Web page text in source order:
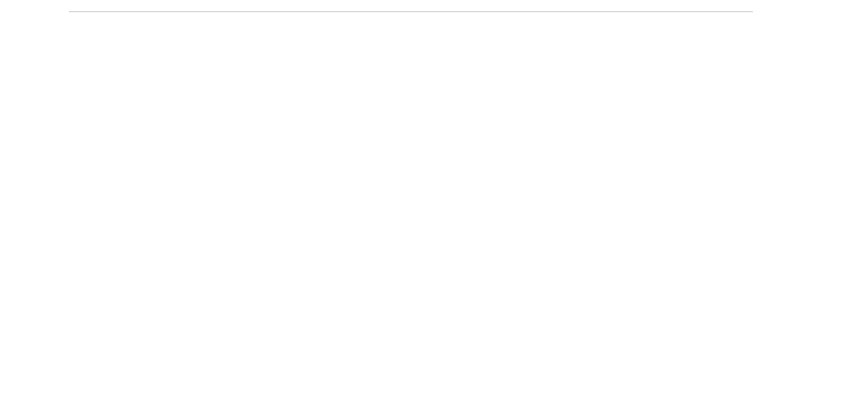
>
un piederumi